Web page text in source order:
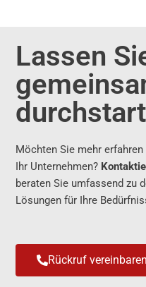
Lassen
Möchten Sie mehr
Ihr Unternehmen?
beraten Sie umfassend zu
Lösungen für Ihre
Rückruf vereinbaren